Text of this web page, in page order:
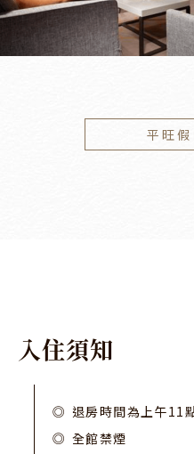
平旺
入住須知
退房時間為上午11
全館禁煙